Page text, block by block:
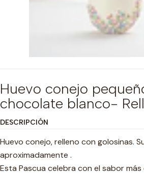
Huevo conejo
chocolate blanco-
DESCRIPCIÓN
Huevo conejo, relleno con golosinas.
aproximadamente .
Esta Pascua celebra con el sabor